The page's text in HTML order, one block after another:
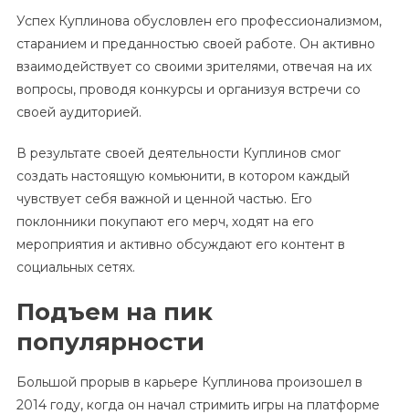
Успех Куплинова обусловлен его профессионализмом,
старанием и преданностью своей работе. Он активно
взаимодействует со своими зрителями, отвечая на их
вопросы, проводя конкурсы и организуя встречи со
своей аудиторией.
В результате своей деятельности Куплинов смог
создать настоящую комьюнити, в котором каждый
чувствует себя важной и ценной частью. Его
поклонники покупают его мерч, ходят на его
мероприятия и активно обсуждают его контент в
социальных сетях.
Подъем на пик
популярности
Большой прорыв в карьере Куплинова произошел в
2014 году, когда он начал стримить игры на платформе